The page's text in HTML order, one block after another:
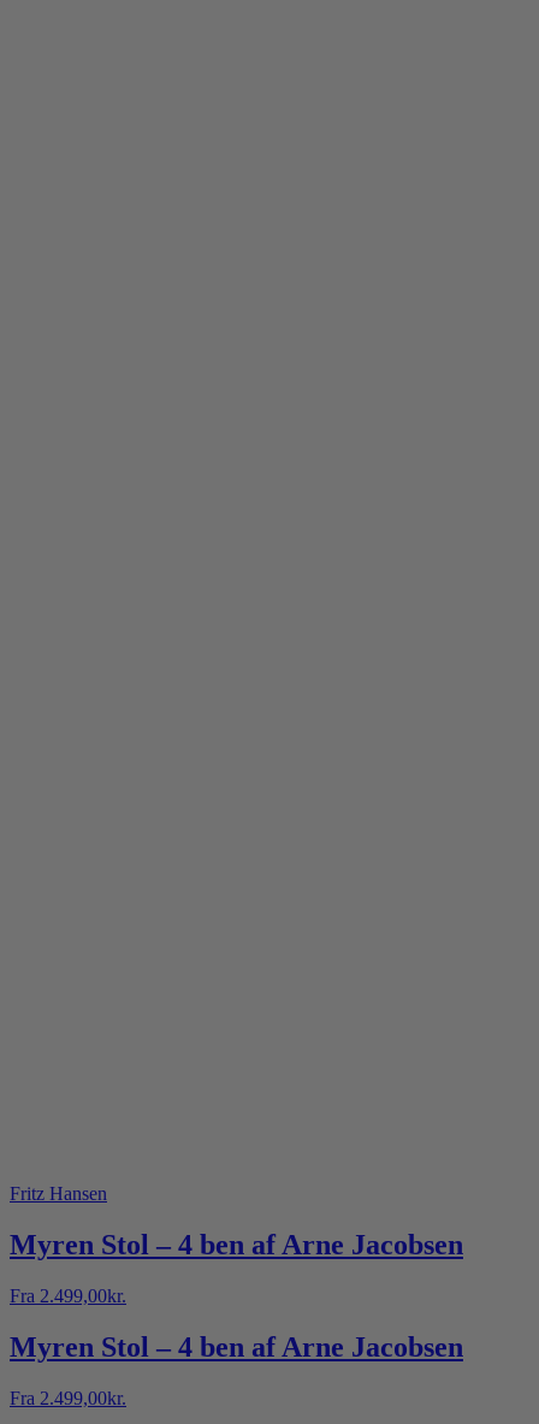
Fritz Hansen
Myren Stol – 4 ben af Arne Jacobsen
Fra 2.499,00kr.
Myren Stol – 4 ben af Arne Jacobsen
Fra 2.499,00kr.